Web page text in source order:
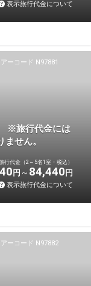
表示旅行代金について
ーコード N97881
※旅行代金には
せん。
行代金（2～5名1室・税込）
円 84,440 円
表示旅行代金について
ーコード N97882